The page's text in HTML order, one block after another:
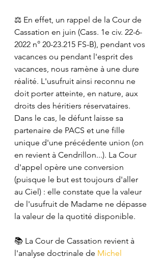
⚖️ En effet, un rappel de la Cour de
Cassation en juin (Cass. 1e civ. 22-6-
2022 n° 20-23.215 FS-B), pendant vos
vacances ou pendant l'esprit des
vacances, nous ramène à une dure
réalité. L'usufruit ainsi reconnu ne
doit porter atteinte, en nature, aux
droits des héritiers réservataires.
Dans le cas, le défunt laisse sa
partenaire de PACS et une fille
unique d'une précédente union (on
en revient à Cendrillon...). La Cour
d'appel opère une conversion
(puisque le but est toujours d'aller
au Ciel) : elle constate que la valeur
de l'usufruit de Madame ne dépasse
la valeur de la quotité disponible.
📚 La Cour de Cassation revient à
l'analyse doctrinale de Michel